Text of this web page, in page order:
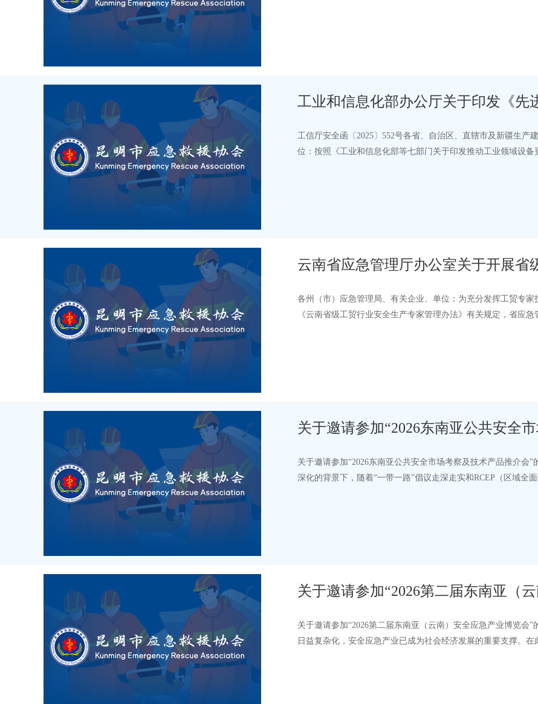
工业和信息化部办公厅关于印发《先
2025版）》的通知
工信厅安全函〔2025〕552号各省、自治区、直辖市及新疆生
位：按照《工业和信息化部等七部门关于印发推动工业领域设
云南省应急管理厅办公室关于开展省
通知
各州（市）应急管理局、有关企业、单位：为充分发挥工贸专
《云南省级工贸行业安全生产专家管理办法》有关规定，省应
关于邀请参加“2026东南亚公共安全
关于邀请参加“2026东南亚公共安全市场考察及技术产品推介会
深化的背景下，随着“一带一路”倡议走深走实和RCEP（区域全
关于邀请参加“2026第二届东南亚（
关于邀请参加“2026第二届东南亚（云南）安全应急产业博览会
日益复杂化，安全应急产业已成为社会经济发展的重要支撑。